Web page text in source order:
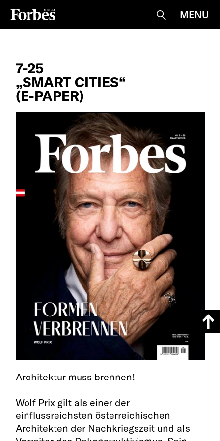
Suche
MENU
7-25
„SMART CITIES“
(E-PAPER)
Architektur muss brennen!
Wolf Prix gilt als einer der
einflussreichsten österreichischen
Architekten der Nachkriegszeit und als